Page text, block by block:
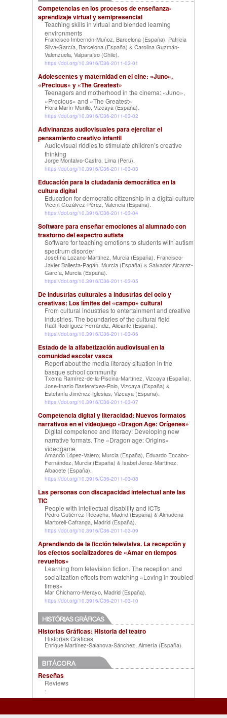
Competencias en los procesos de enseñanza-
aprendizaje virtual y semipresencial
Teaching skills in virtual and blended learning
environments
Francisco Imbernón-Muñoz, Barcelona (España), Patricia
Silva-García, Barcelona (España) & Carolina Guzmán-
Valenzuela, Valparaíso (Chile).
https://doi.org/10.3916/C36-2011-03-01
Adolescentes y maternidad en el cine: «Juno»,
«Precious» y «The Greatest»
Teenagers and motherhood in the cinema: «Juno»,
«Precious» and «The Greatest»
Flora Marín-Murillo, Vizcaya (España).
https://doi.org/10.3916/C36-2011-03-02
Adivinanzas audiovisuales para ejercitar el
pensamiento creativo infantil
Audiovisual riddles to stimulate children’s creative
thinking
Jorge Montalvo-Castro, Lima (Perú).
https://doi.org/10.3916/C36-2011-03-03
Educación para la ciudadanía democrática en la
cultura digital
Education for democratic citizenship in a digital culture
Vicent Gozálvez-Pérez, Valencia (España).
https://doi.org/10.3916/C36-2011-03-04
Software para enseñar emociones al alumnado con
trastorno del espectro autista
Software for teaching emotions to students with autism
spectrum disorder
Josefina Lozano-Martínez, Murcia (España), Francisco-
Javier Ballesta-Pagán, Murcia (España) & Salvador Alcaraz-
García, Murcia (España).
https://doi.org/10.3916/C36-2011-03-05
De industrias culturales a industrias del ocio y
creativas: Los límites del «campo» cultural
From cultural industries to entertainment and creative
industries. The boundaries of the cultural field
Raúl Rodríguez-Ferrándiz, Alicante (España).
https://doi.org/10.3916/C36-2011-03-06
Estado de la alfabetización audiovisual en la
comunidad escolar vasca
Report about the media literacy situation in the
basque school community
Txema Ramírez-de-la-Piscina-Martínez, Vizcaya (España),
Jose-Inazio Basteretxea-Polo, Vizcaya (España) &
Estefanía Jiménez-Iglesias, Vizcaya (España).
https://doi.org/10.3916/C36-2011-03-07
Competencia digital y literacidad: Nuevos formatos
narrativos en el videojuego «Dragon Age: Orígenes»
Digital competence and literacy: Developing new
narrative formats. The «Dragon age: Origins»
videogame
Amando López-Valero, Murcia (España), Eduardo Encabo-
Fernández, Murcia (España) & Isabel Jerez-Martínez,
Albacete (España).
https://doi.org/10.3916/C36-2011-03-08
Las personas con discapacidad intelectual ante las
TIC
People with intellectual disability and ICTs
Pedro Gutiérrez-Recacha, Madrid (España) & Almudena
Martorell-Cafranga, Madrid (España).
https://doi.org/10.3916/C36-2011-03-09
Aprendiendo de la ficción televisiva. La recepción y
los efectos socializadores de «Amar en tiempos
revueltos»
Learning from television fiction. The reception and
socialization effects from watching «Loving in troubled
times»
Mar Chicharro-Merayo, Madrid (España).
https://doi.org/10.3916/C36-2011-03-10
Historias Gráficas: Historia del teatro
Historias Gráficas
Enrique Martínez-Salanova-Sánchez, Almería (España).
Reseñas
Reviews
.